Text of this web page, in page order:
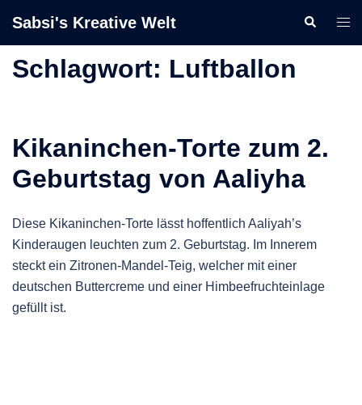
Inhalt
Sabsi's Kreative Welt Suche
Schlagwort: Luftballon
Kikaninchen-Torte zum 2.
Geburtstag von Aaliyha
Diese Kikaninchen-Torte lässt hoffentlich Aaliyah’s
Kinderaugen leuchten zum 2. Geburtstag. Im Innerem
steckt ein Zitronen-Mandel-Teig, welcher mit einer
deutschen Buttercreme und einer Himbeefruchteinlage
gefüllt ist.